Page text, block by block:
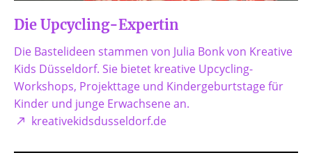
Die Upcycling-Expertin
Die Bastelideen stammen von Julia Bonk von Kreative
Kids Düsseldorf. Sie bietet kreative Upcycling-
Workshops, Projekttage und Kindergeburtstage für
Kinder und junge Erwachsene an.
kreativekidsdusseldorf.de